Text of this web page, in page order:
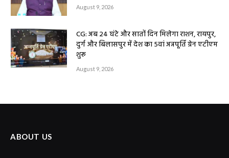
August 9, 2026
CG: अब 24 घंटे और सातों दिन मिलेगा राशन, रायपुर,
दुर्ग और बिलासपुर में देश का 5वां अन्नपूर्ति ग्रेन एटीएम
शुरू
August 9, 2026
ABOUT US